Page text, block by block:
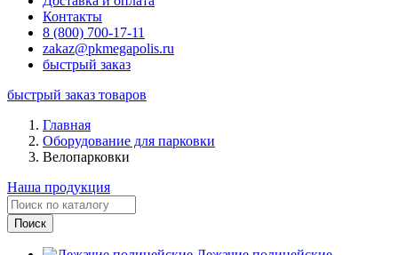
Контакты
8 (800) 700-17-11
zakaz@pkmegapolis.ru
быстрый заказ
быстрый заказ товаров
Главная
Оборудование для парковки
Велопарковки
Наша продукция